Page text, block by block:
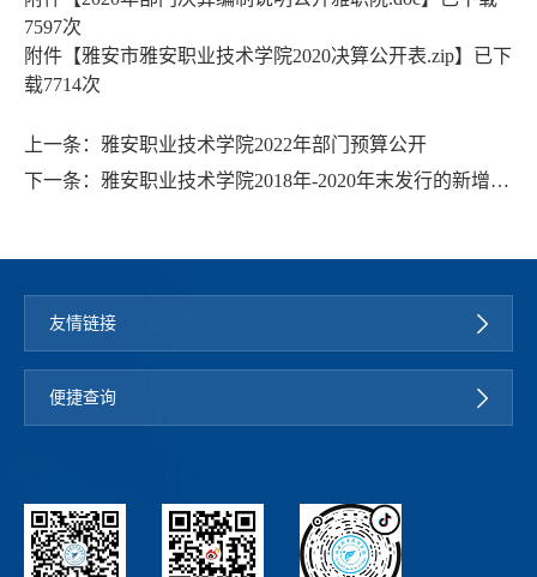
7597次
附件【雅安市雅安职业技术学院2020决算公开表.zip】已下
载7714次
上一条： 雅安职业技术学院2022年部门预算公开
下一条： 雅安职业技术学院2018年-2020年末发行的新增地
友情链接
便捷查询